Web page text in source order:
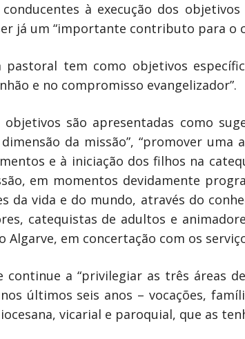
à execução dos
já um “importante contributo para o
tem como objetivos
e no compromisso evangelizador”.
são apresentadas como
da missão”, “promover
e à iniciação dos filhos na
em momentos devidamente
da vida e do mundo, através do
catequistas de adultos e
Algarve, em concertação com os
continue a “privilegiar as três áreas
últimos seis anos – vocações,
vicarial e paroquial, que as